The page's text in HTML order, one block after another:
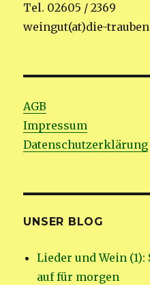
Tel. 02605 / 2369
weingut(at)die-
AGB
Impressum
Datenschutzerklärung
UNSER BLOG
Lieder und Wein
auf für morgen